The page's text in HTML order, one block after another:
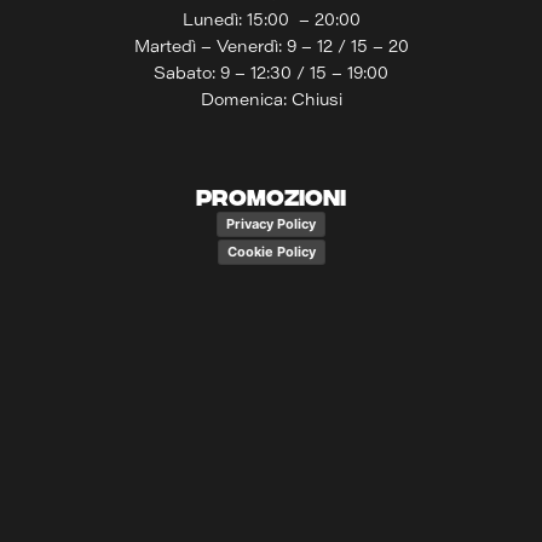
Lunedì: 15:00 – 20:00
Martedì – Venerdì: 9 – 12 / 15 – 20
Sabato: 9 – 12:30 / 15 – 19:00
Domenica: Chiusi
PROMOZIONI
Privacy Policy
Cookie Policy